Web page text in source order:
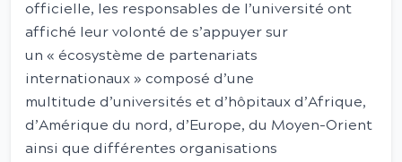
officielle, les responsables de l’université ont
affiché leur volonté de s’appuyer sur
un « écosystème de partenariats
internationaux » composé d’une
multitude d’universités et d’hôpitaux d’Afrique,
d’Amérique du nord, d’Europe, du Moyen-Orient
ainsi que différentes organisations